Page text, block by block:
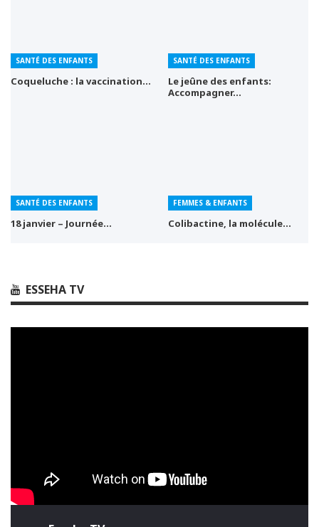
SANTÉ DES ENFANTS
Coqueluche : la vaccination…
SANTÉ DES ENFANTS
Le jeûne des enfants:
Accompagner…
SANTÉ DES ENFANTS
18 janvier – Journée…
FEMMES & ENFANTS
Colibactine, la molécule…
ESSEHA TV